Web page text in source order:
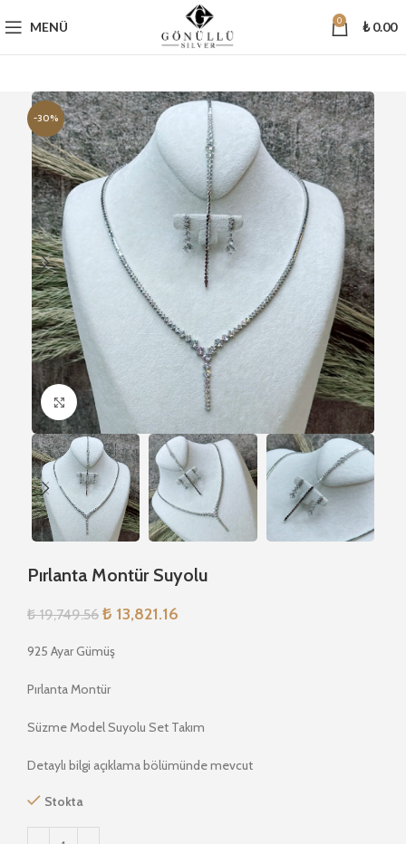
MENÜ 0 ₺0.00
-30%
Büyütmek için tıklayın
Pırlanta Montür Suyolu
₺19,749.56 ₺ 13,821.16
925 Ayar Gümüş
Pırlanta Montür
Süzme Model Suyolu Set Takım
Detaylı bilgi açıklama bölümünde mevcut
Stokta